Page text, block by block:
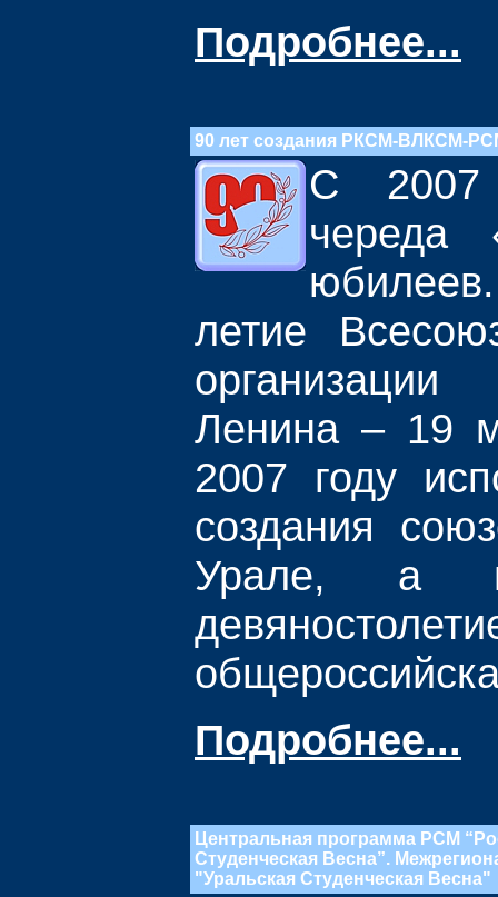
Подробнее...
90 лет создания РКСМ-ВЛКСМ-
С 2007
череда
летие
Ленина – 19
2007 году
создания
Урале, а
Подробнее...
Центральная программа РСМ
Студенческая Весна”.
"Уральская Студенческая Весна"